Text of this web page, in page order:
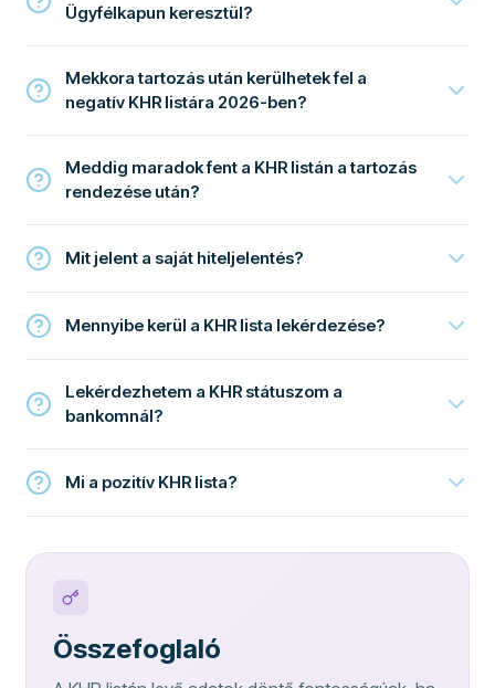
Ügyfélkapun keresztül?
Mekkora tartozás után kerülhetek fel a
negatív KHR listára 2026-ben?
Meddig maradok fent a KHR listán a tartozás
rendezése után?
Mit jelent a saját hiteljelentés?
Mennyibe kerül a KHR lista lekérdezése?
Lekérdezhetem a KHR státuszom a
bankomnál?
Mi a pozitív KHR lista?
Összefoglaló